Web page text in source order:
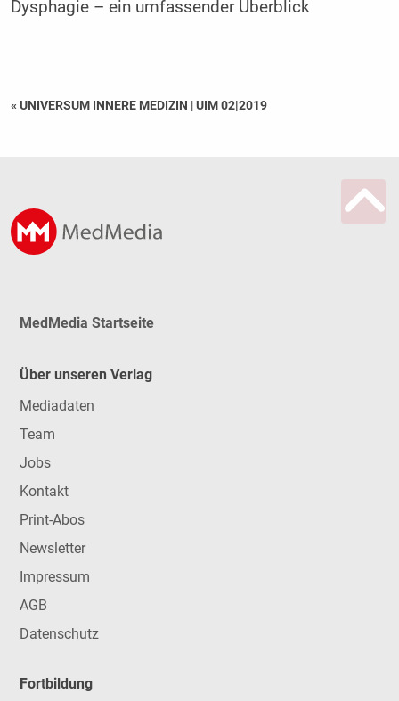
Dysphagie – ein umfassender Überblick
« UNIVERSUM INNERE MEDIZIN |UIM 02|2019
MedMedia Startseite
Über unseren Verlag
Mediadaten
Team
Jobs
Kontakt
Print-Abos
Newsletter
Impressum
AGB
Datenschutz
Fortbildung